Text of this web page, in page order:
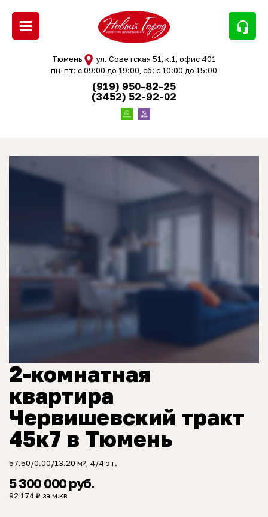
headset_mic
Тюмень
ул. Советская 51, к.1, офис 401
пн-пт: с 09:00 до 19:00, сб: с 10:00 до 15:00
(919) 950-82-25
(3452) 52-92-02
2-комнатная
квартира
Червишевский тракт
45к7 в Тюмень
57.50/0.00/13.20 м2 , 4/4 эт.
5 300 000 руб.
92 174 ₽ за м.кв